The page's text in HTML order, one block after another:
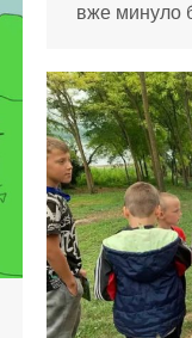
вже минуло